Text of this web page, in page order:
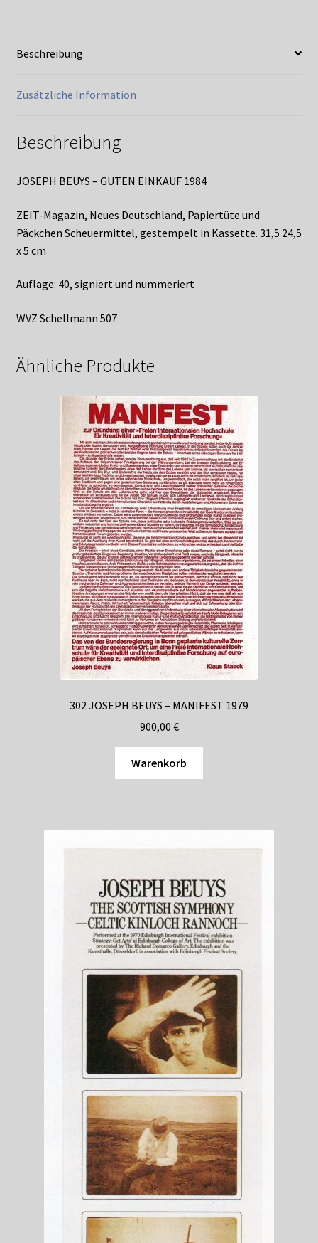
Beschreibung
Zusätzliche Information
Beschreibung
JOSEPH BEUYS – GUTEN EINKAUF 1984
ZEIT-Magazin, Neues Deutschland, Papiertüte und
Päckchen Scheuermittel, gestempelt in Kassette. 31,5 24,5
x 5 cm
Auflage: 40, signiert und nummeriert
WVZ Schellmann 507
Ähnliche Produkte
302 JOSEPH BEUYS – MANIFEST 1979
900,00 €
Warenkorb